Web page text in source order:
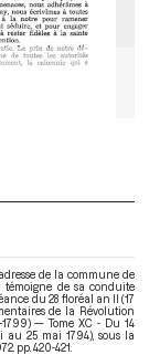
de la commune de
témoigne de sa conduite
du 28 floréal an II (17
de la Révolution
— Tome XC - Du 14
25 mai 1794), sous la
pp. 420-421.